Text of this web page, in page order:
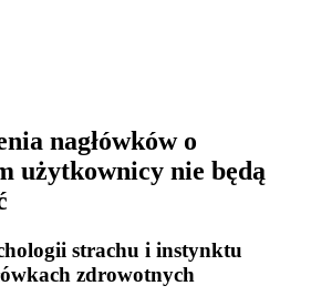
nagłówków o
użytkownicy nie będą
strachu i instynktu
zdrowotnych